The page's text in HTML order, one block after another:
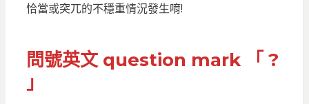
恰當或突兀的不穩重情況發生唷!
問號英文 question mark 「 ?
」